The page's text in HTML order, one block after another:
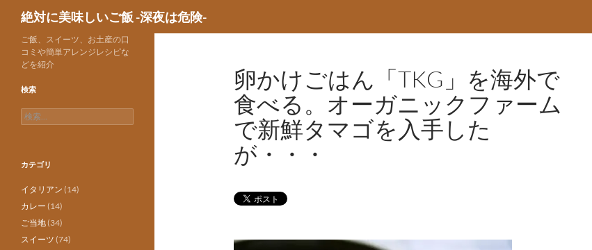
絶対に美味しいご飯 -深夜は危険-
卵かけごはん「TKG」を海外で
食べる。オーガニックファーム
で新鮮タマゴを入手した
が・・・
ご飯、スイーツ、お土産の口
コミや簡単アレンジレシピな
どを紹介
検索
検
索:
カテゴリ
イタリアン (14)
カレー (14)
ご当地(34)
スイーツ (74)